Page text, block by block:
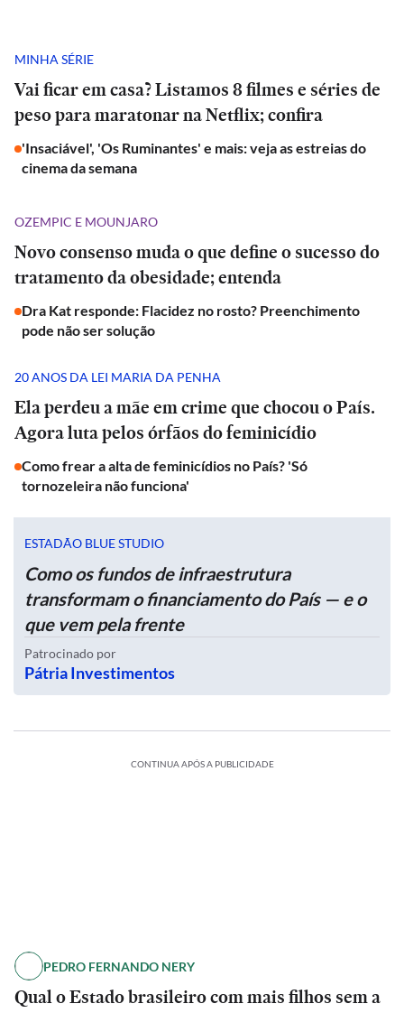
MINHA SÉRIE
Vai ficar em casa? Listamos 8 filmes e séries de
peso para maratonar na Netflix; confira
'Insaciável', 'Os Ruminantes' e mais: veja as estreias do
cinema da semana
OZEMPIC E MOUNJARO
Novo consenso muda o que define o sucesso do
tratamento da obesidade; entenda
Dra Kat responde: Flacidez no rosto? Preenchimento
pode não ser solução
20 ANOS DA LEI MARIA DA PENHA
Ela perdeu a mãe em crime que chocou o País.
Agora luta pelos órfãos do feminicídio
Como frear a alta de feminicídios no País? 'Só
tornozeleira não funciona'
ESTADÃO BLUE STUDIO
Como os fundos de infraestrutura
transformam o financiamento do País — e o
que vem pela frente
Patrocinado por
Pátria Investimentos
CONTINUA APÓS A PUBLICIDADE
PEDRO FERNANDO NERY
Qual o Estado brasileiro com mais filhos sem a